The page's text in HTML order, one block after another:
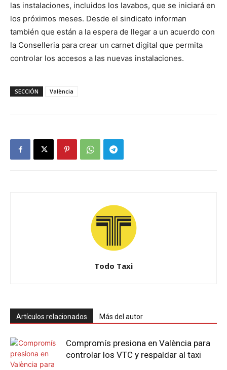
las instalaciones, incluidos los lavabos, que se iniciará en
los próximos meses. Desde el sindicato informan
también que están a la espera de llegar a un acuerdo con
la Conselleria para crear un carnet digital que permita
controlar los accesos a las nuevas instalaciones.
SECCIÓN València
Todo Taxi
Artículos relacionados Más del autor
Compromís presiona en València para
controlar los VTC y respaldar al taxi